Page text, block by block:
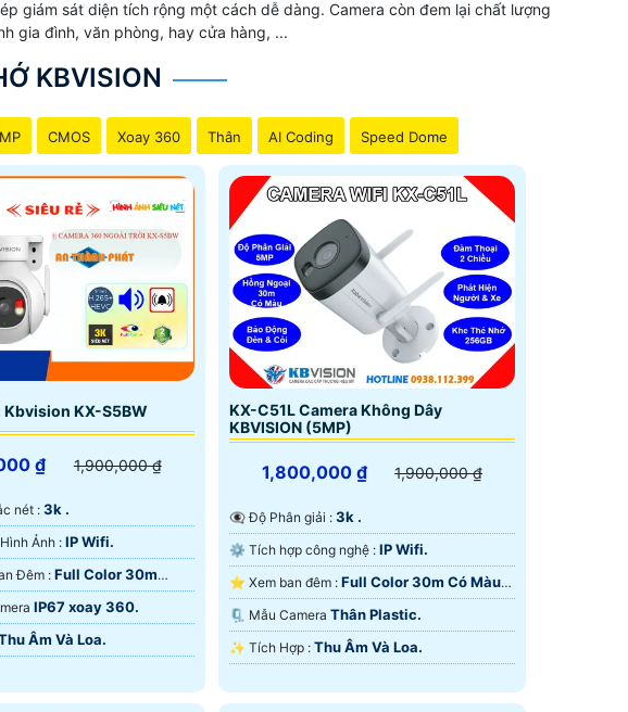
giám sát diện tích rộng một cách dễ dàng. Camera còn đem lại chất lượng
gia đình, văn phòng, hay cửa hàng, ...
KBVISION
CMOS Xoay 360 Thân AI Coding Speed Dome
KX-S5BW
₫ 1,900,000 ₫
nét : 3k .
🕉️ Công Nghệ Hình Ảnh : IP Wifi.
✪ Xem Được Ban Đêm : Full Color 30m
IP67 xoay 360.
Âm Và Loa.
KX-C51L Camera Không Dây
KBVISION (5MP)
1,800,000 ₫ 1,900,000 ₫
👁️‍🗨 Độ Phân giải : 3k .
⚙ Tích hợp công nghệ : IP Wifi.
⭐ Xem ban đêm : Full Color 30m Có Màu
Ban Ðêm.
🗜️ Mẫu Camera Thân Plastic.
️✨ Tích Hợp : Thu Âm Và Loa.